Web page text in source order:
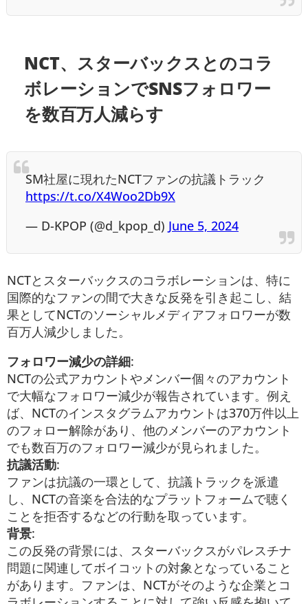
NCT、スターバックスとのコラ
ボレーションでSNSフォロワー
を数百万人減らす
SM社屋に現れたNCTファンの抗議トラック
https://t.co/X4Woo2Db9X
— D-KPOP (@d_kpop_d) June 5, 2024
NCTとスターバックスのコラボレーションは、特に
国際的なファンの間で大きな反発を引き起こし、結
果としてNCTのソーシャルメディアフォロワーが数
百万人減少しました。
フォロワー減少の詳細:
NCTの公式アカウントやメンバー個々のアカウント
で大幅なフォロワー減少が報告されています。例え
ば、NCTのインスタグラムアカウントは370万件以上
のフォロー解除があり、他のメンバーのアカウント
でも数百万のフォロワー減少が見られました。
抗議活動:
ファンは抗議の一環として、抗議トラックを派遣
し、NCTの音楽を合法的なプラットフォームで聴く
ことを拒否するなどの行動を取っています。
背景:
この反発の背景には、スターバックスがパレスチナ
問題に関連してボイコットの対象となっていること
があります。ファンは、NCTがそのような企業とコ